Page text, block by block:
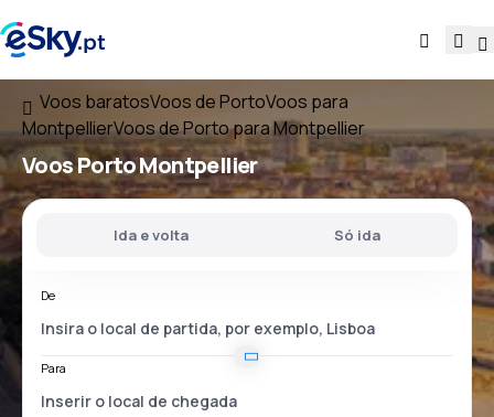
Voos baratosVoos de PortoVoos para
MontpellierVoos de Porto para Montpellier
VoosPorto Montpellier
Ida e volta Só ida
De
Para